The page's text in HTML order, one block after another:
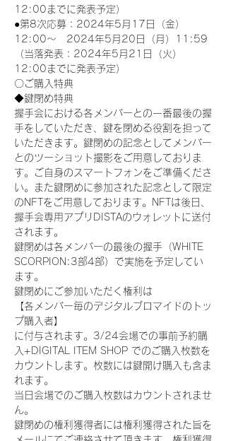
12:00までに発表予定）
●第8次応募：2024年5月17日（金）
12:00～　2024年5月20日（月）11:59
（当落発表：2024年5月21日（火）
12:00までに発表予定）
〇ご購入特典
◆鍵閉め特典
握手会における各メンバーとの一番最後の握
手をしていただき、鍵を閉める役割を担って
いただきます。鍵閉めの記念としてメンバー
とのツーショット撮影をご用意しておりま
す。ご自身のスマートフォンをご準備くださ
い。また鍵閉めに参加された記念として限定
のNFTをご用意しております。NFTは後日、
握手会専用アプリDISTAのウォレットに送付
されます。
鍵閉めは各メンバーの最後の握手（WHITE
SCORPION:3部4部）で実施を予定してい
ます。
鍵閉めにご参加いただく権利は
【各メンバー毎のデジタルブロマイドのトッ
プ購入者】
に付与されます。3/24会場での事前予約購
入+DIGITAL ITEM SHOP でのご購入枚数を
カウントします。枚数には鍵開け購入も含ま
れます。
当日会場でのご購入枚数はカウントされませ
ん。
鍵閉めの権利獲得者には権利獲得された旨を